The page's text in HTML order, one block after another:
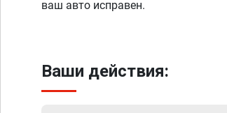
ваш авто исправен.
Ваши действия: